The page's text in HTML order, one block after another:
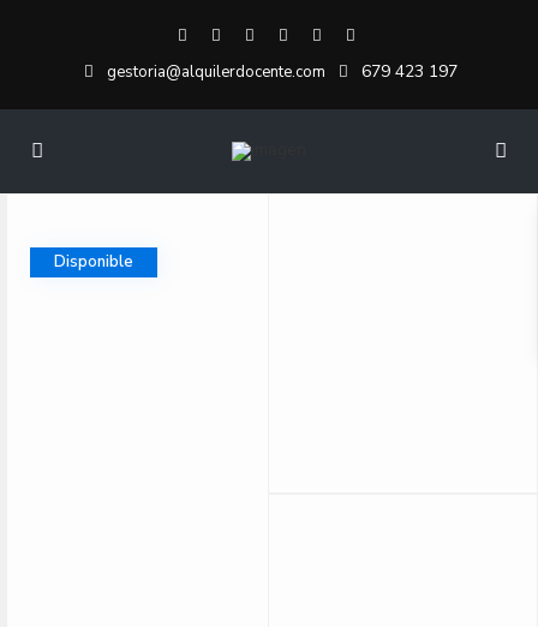
gestoria@alquilerdocente.com 679 423 197
Disponible